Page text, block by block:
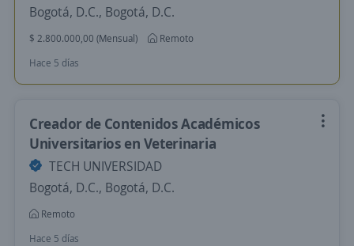
Bogotá, D.C., Bogotá, D.C.
$ 2.800.000,00 (Mensual)
Remoto
Hace 5 días
Creador de Contenidos Académicos
Universitarios en Veterinaria
TECH UNIVERSIDAD
Bogotá, D.C., Bogotá, D.C.
Remoto
Hace 5 días